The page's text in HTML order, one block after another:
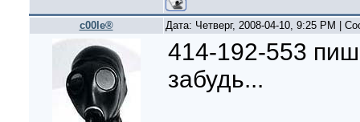
c00le® Дата: Четверг, 2008-04-10, 9:25 PM |
414-192-553
забудь...